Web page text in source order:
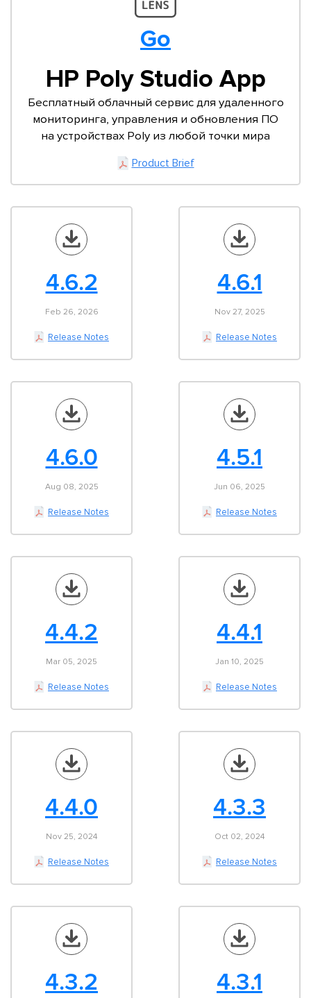
Go
HP Poly Studio App
Бесплатный облачный сервис для удаленного
мониторинга, управления и обновления ПО
на устройствах Poly из любой точки мира
Product Brief
4.6.2
Feb 26, 2026
Release Notes
4.6.1
Nov 27, 2025
Release Notes
4.6.0
Aug 08, 2025
Release Notes
4.5.1
Jun 06, 2025
Release Notes
4.4.2
Mar 05, 2025
Release Notes
4.4.1
Jan 10, 2025
Release Notes
4.4.0
Nov 25, 2024
Release Notes
4.3.3
Oct 02, 2024
Release Notes
4.3.2 4.3.1